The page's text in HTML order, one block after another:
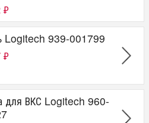
₽
Logitech 939-001799
₽
для ВКС Logitech 960-